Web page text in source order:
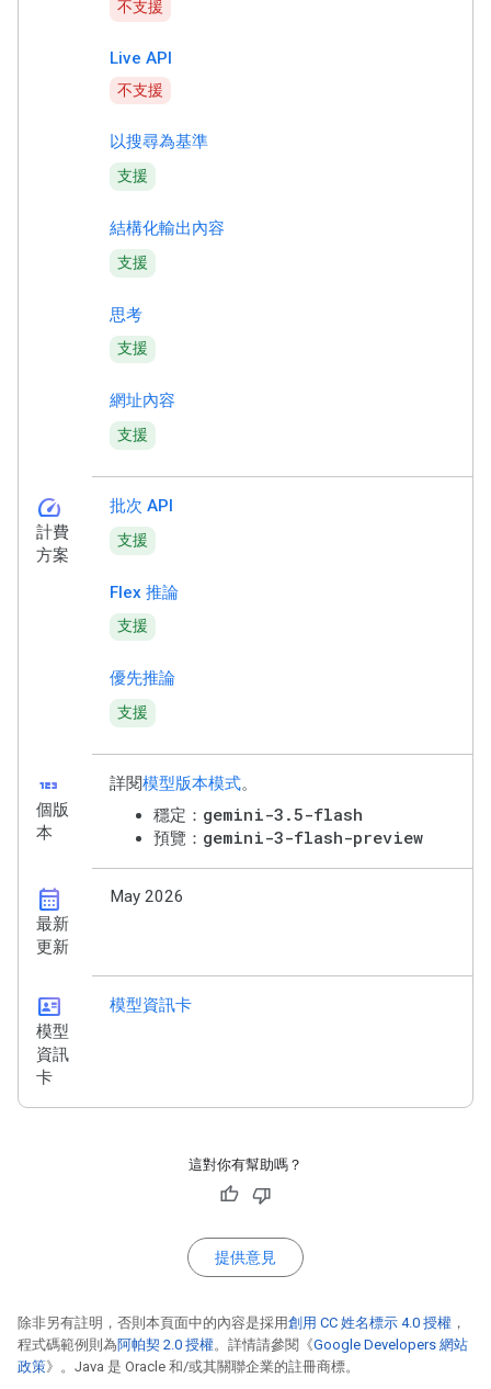
不支援
Live API
不支援
以搜尋為基準
支援
結構化輸出內容
支援
思考
支援
網址內容
支援
speed
計費
方案
批次 API
支援
Flex 推論
支援
優先推論
支援
123
個版
本
詳閱模型版本模式。
穩定： gemini-3.5-flash
預覽： gemini-3-flash-preview
calendar_month
最新
更新
May 2026
id_card
模型
資訊
卡
模型資訊卡
這對你有幫助嗎？
提供意見
除非另有註明，否則本頁面中的內容是採用創用 CC 姓名標示 4.0 授權 ，
程式碼範例則為阿帕契 2.0 授權。詳情請參閱《Google Developers 網站
政策》。Java 是 Oracle 和/或其關聯企業的註冊商標。